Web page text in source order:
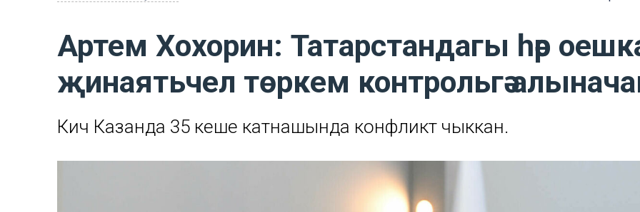
Артем Хохорин: Татарстандагы һәр
җинаятьчел төркем контрольгә
Кичә Казанда 35 кеше катнашында конфликт чыккан.